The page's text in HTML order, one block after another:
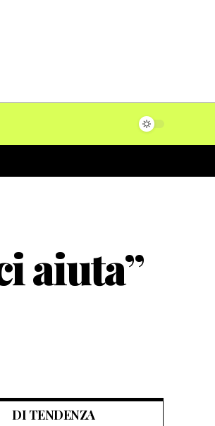
aiuta”
DI TENDENZA